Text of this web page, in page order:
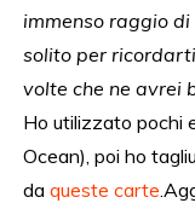
immenso raggio di
solito per
volte che ne avrei
Ho utilizzato pochi
Ocean), poi ho
daqueste carte